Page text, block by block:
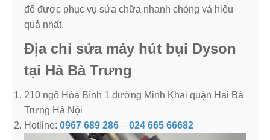
để được phục vụ sửa chữa nhanh chóng và hiệu
quả nhất.
Địa chỉ sửa máy hút bụi Dyson
tại Hà Bà Trưng
210 ngõ Hòa Bình 1 đường Minh Khai quận Hai Bà
Trưng Hà Nội
Hotline: 0967 689 286 – 024 665 66682